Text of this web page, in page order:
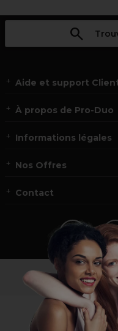
Aide et support
À propos de Pro-Duo
Informations légales
Nos Offres
Contact
Vous
Visitez notre